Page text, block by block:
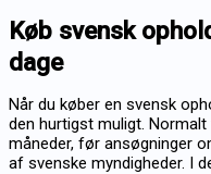
Køb svensk
dage
Når du køber en svensk
den hurtigst muligt.
måneder, før ansøgninger
af svenske myndigheder. I